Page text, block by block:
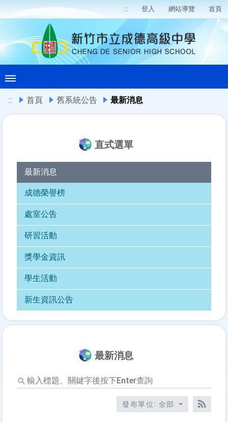
::: 登入 網站導覽 首頁
::: 首頁 舊系統公告 最新消息
直式選單
最新消息
成德榮譽榜
處室公告
研習活動
獎學金資訊
學生活動
新生資訊公告
最新消息
輸
入
發布單位: 全部
RSS訂